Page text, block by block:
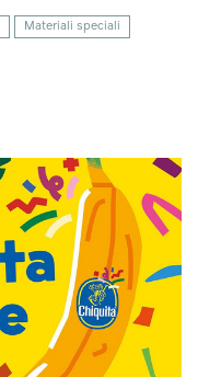
Materiali speciali